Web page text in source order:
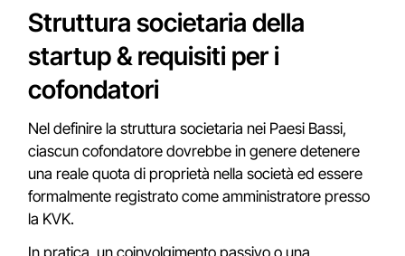
Struttura societaria della
startup & requisiti per i
cofondatori
Nel definire la struttura societaria nei Paesi Bassi,
ciascun cofondatore dovrebbe in genere detenere
una reale quota di proprietà nella società ed essere
formalmente registrato come amministratore presso
la KVK.
In pratica, un coinvolgimento passivo o una